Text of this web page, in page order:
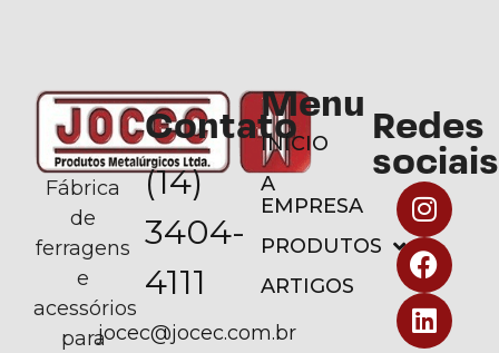
Fábrica
de
ferragens
e
acessórios
para
Contato
(14)
3404-
4111
jocec@jocec.com.br
Menu
INÍCIO
A
EMPRESA
PRODUTOS
ARTIGOS
Redes
sociais